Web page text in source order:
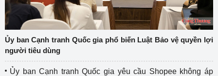
Ủy ban Cạnh tranh Quốc gia phổ biến Luật Bảo vệ quyền lợi
người tiêu dùng
Ủy ban Cạnh tranh Quốc gia yêu cầu Shopee không áp